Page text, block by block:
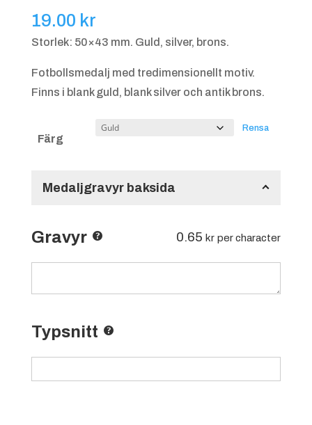
19.00 kr
Storlek: 50×43 mm. Guld, silver, brons.
Fotbollsmedalj med tredimensionellt motiv.
Finns i blank guld, blank silver och antik brons.
Färg
Rensa
Medaljgravyr baksida
Gravyr 0.65kr per character
Typsnitt